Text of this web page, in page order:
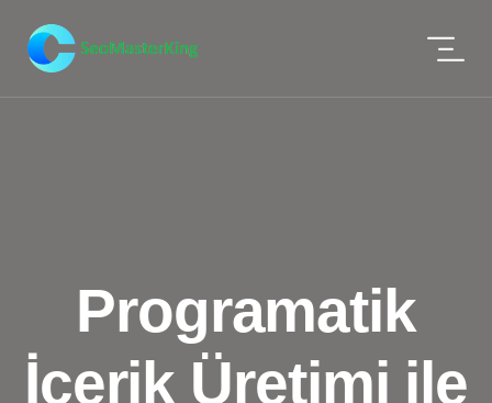
Programatik
İçerik Üretimi ile